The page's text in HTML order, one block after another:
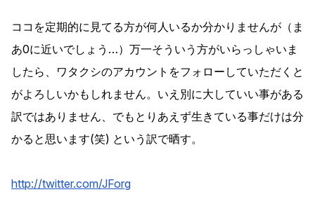
ココを定期的に見てる方が何人いるか分かりませんが（ま
あ0に近いでしょう…）万一そういう方がいらっしゃいま
したら、ワタクシのアカウントをフォローしていただくと
がよろしいかもしれません。いえ別に大していい事がある
訳ではありません、でもとりあえず生きている事だけは分
かると思います(笑) という訳で晒す。
http://twitter.com/JForg